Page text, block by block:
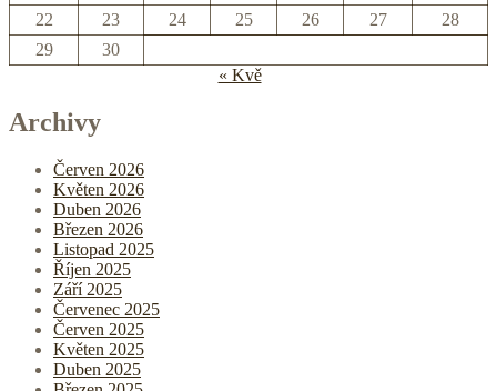
22
23 24 25 26 27
28
29
30
« Kvě
Archivy
Červen 2026
Květen 2026
Duben 2026
Březen 2026
Listopad 2025
Říjen 2025
Září 2025
Červenec 2025
Červen 2025
Květen 2025
Duben 2025